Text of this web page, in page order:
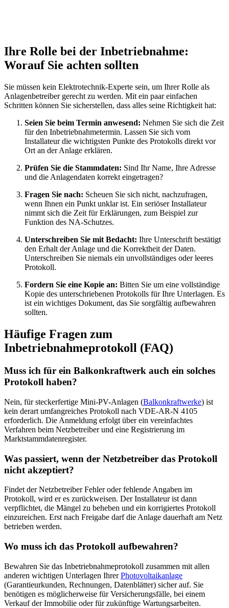
Ihre Rolle bei der Inbetriebnahme:
Worauf Sie achten sollten
Sie müssen kein Elektrotechnik-Experte sein, um Ihrer Rolle als
Anlagenbetreiber gerecht zu werden. Mit ein paar einfachen
Schritten können Sie sicherstellen, dass alles seine Richtigkeit hat:
Seien Sie beim Termin anwesend: Nehmen Sie sich die Zeit
für den Inbetriebnahmetermin. Lassen Sie sich vom
Installateur die wichtigsten Punkte des Protokolls direkt vor
Ort an der Anlage erklären.
Prüfen Sie die Stammdaten: Sind Ihr Name, Ihre Adresse
und die Anlagendaten korrekt eingetragen?
Fragen Sie nach: Scheuen Sie sich nicht, nachzufragen,
wenn Ihnen ein Punkt unklar ist. Ein seriöser Installateur
nimmt sich die Zeit für Erklärungen, zum Beispiel zur
Funktion des NA-Schutzes.
Unterschreiben Sie mit Bedacht: Ihre Unterschrift bestätigt
den Erhalt der Anlage und die Korrektheit der Daten.
Unterschreiben Sie niemals ein unvollständiges oder leeres
Protokoll.
Fordern Sie eine Kopie an: Bitten Sie um eine vollständige
Kopie des unterschriebenen Protokolls für Ihre Unterlagen. Es
ist ein wichtiges Dokument, das Sie sorgfältig aufbewahren
sollten.
Häufige Fragen zum
Inbetriebnahmeprotokoll (FAQ)
Muss ich für ein Balkonkraftwerk auch ein solches
Protokoll haben?
Nein, für steckerfertige Mini-PV-Anlagen (Balkonkraftwerke) ist
kein derart umfangreiches Protokoll nach VDE-AR-N 4105
erforderlich. Die Anmeldung erfolgt über ein vereinfachtes
Verfahren beim Netzbetreiber und eine Registrierung im
Marktstammdatenregister.
Was passiert, wenn der Netzbetreiber das Protokoll
nicht akzeptiert?
Findet der Netzbetreiber Fehler oder fehlende Angaben im
Protokoll, wird er es zurückweisen. Der Installateur ist dann
verpflichtet, die Mängel zu beheben und ein korrigiertes Protokoll
einzureichen. Erst nach Freigabe darf die Anlage dauerhaft am Netz
betrieben werden.
Wo muss ich das Protokoll aufbewahren?
Bewahren Sie das Inbetriebnahmeprotokoll zusammen mit allen
anderen wichtigen Unterlagen IhrerPhotovoltaikanlage
(Garantieurkunden, Rechnungen, Datenblätter) sicher auf. Sie
benötigen es möglicherweise für Versicherungsfälle, bei einem
Verkauf der Immobilie oder für zukünftige Wartungsarbeiten.